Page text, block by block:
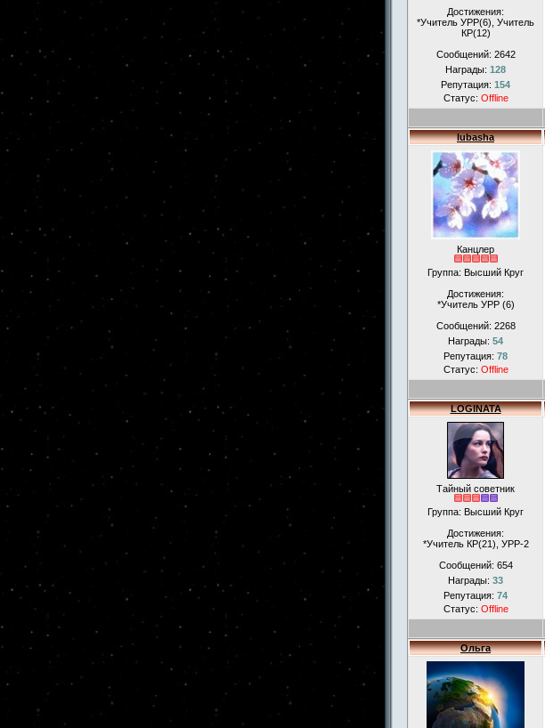
Достижения:
*Учитель УРР(6), Учитель
КР(12)
Сообщений: 2642
Награды: 128
Репутация: 154
Статус: Offline
lubasha
Канцлер
Группа: Высший Круг
Достижения:
*Учитель УРР (6)
Сообщений: 2268
Награды: 54
Репутация: 78
Статус: Offline
LOGINATA
Тайный советник
Группа: Высший Круг
Достижения:
*Учитель КР(21), УРР-2
Сообщений: 654
Награды: 33
Репутация: 74
Статус: Offline
Ольга